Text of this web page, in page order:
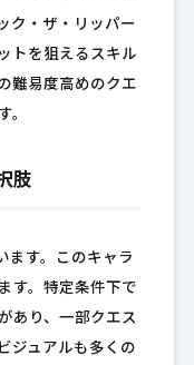
ク・ザ・リッパー
トを狙えるスキル
難易度高めのクエ
。
肢
ます。このキャラ
す。特定条件下で
あり、一部クエス
ジュアルも多くの